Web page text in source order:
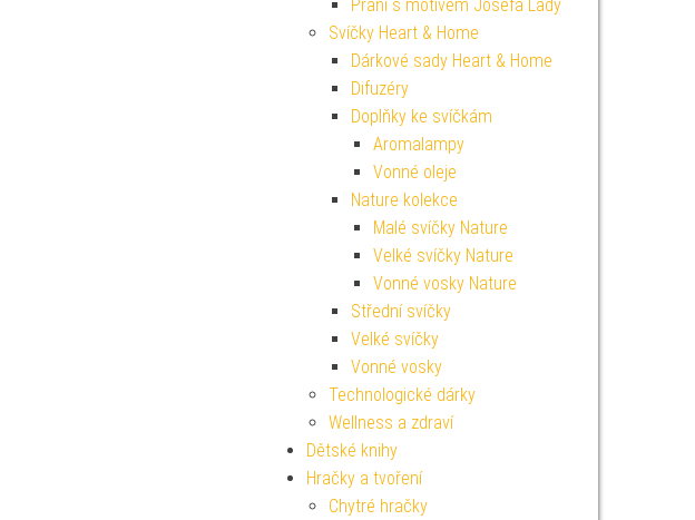
Přání s motivem Josefa Lady
Svíčky Heart & Home
Dárkové sady Heart & Home
Difuzéry
Doplňky ke svíčkám
Aromalampy
Vonné oleje
Nature kolekce
Malé svíčky Nature
Velké svíčky Nature
Vonné vosky Nature
Střední svíčky
Velké svíčky
Vonné vosky
Technologické dárky
Wellness a zdraví
Dětské knihy
Hračky a tvoření
Chytré hračky